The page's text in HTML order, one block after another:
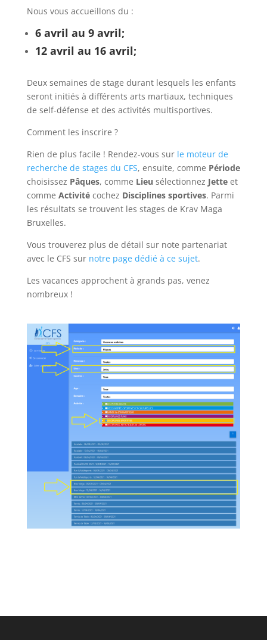
Nous vous accueillons du :
6 avril au 9 avril;
12 avril au 16 avril;
Deux semaines de stage durant lesquels les enfants
seront initiés à différents arts martiaux, techniques
de self-défense et des activités multisportives.
Comment les inscrire ?
Rien de plus facile ! Rendez-vous sur le moteur de
recherche de stages du CFS, ensuite, comme Période
choisissez Pâques, comme Lieu sélectionnez Jetteet
comme Activitécochez Disciplines sportives. Parmi
les résultats se trouvent les stages de Krav Maga
Bruxelles.
Vous trouverez plus de détail sur note partenariat
avec le CFS sur notre page dédié à ce sujet.
Les vacances approchent à grands pas, venez
nombreux !